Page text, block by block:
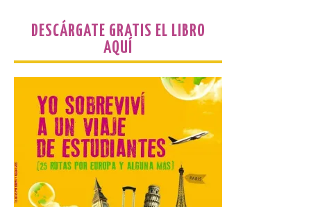
La Universidad de León
retoma las excavaciones
en La Peña del Castro para
profundizar en la vida
cotidiana de la Edad del
Hierro
6 Ago 2026
La novena campaña
arqueológica centrará sus
trabajos en el estudio de la
organización urbana y la
DESCÁRGATE GRATIS EL LIBRO
AQUÍ